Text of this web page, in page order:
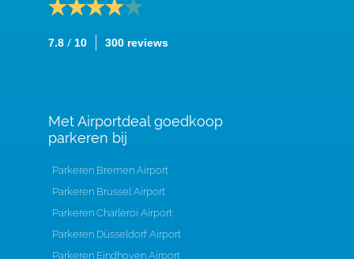
7.8 / 10 300 reviews
Met Airportdeal goedkoop
parkeren bij
Parkeren Bremen Airport
Parkeren Brussel Airport
Parkeren Charleroi Airport
Parkeren Düsseldorf Airport
Parkeren Eindhoven Airport